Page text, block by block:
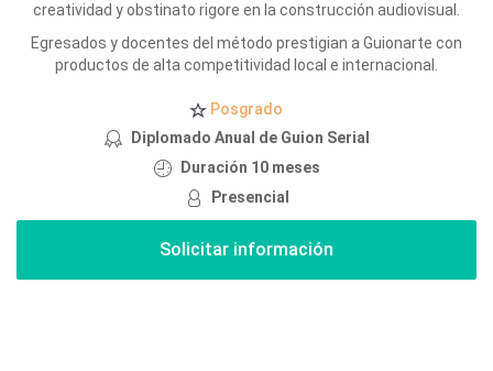
creatividad y obstinato rigore en la construcción audiovisual.
Egresados y docentes del método prestigian a Guionarte con
productos de alta competitividad local e internacional.
Posgrado
Diplomado Anual de Guion Serial
Duración 10 meses
Presencial